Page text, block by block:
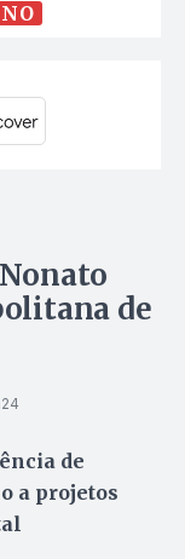
de
de
a projetos